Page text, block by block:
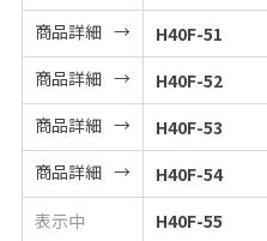
商品詳細
H40F-51
商品詳細
H40F-52
商品詳細
H40F-53
商品詳細
H40F-54
表示中
H40F-55